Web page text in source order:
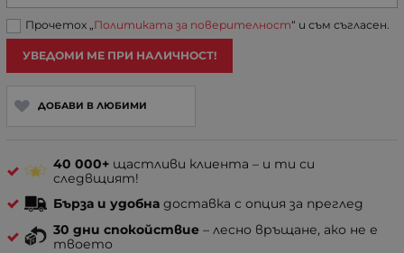
Прочетох „Политиката за поверителност“ и съм съгласен.
УВЕДОМИ МЕ ПРИ НАЛИЧНОСТ!
ДОБАВИ В ЛЮБИМИ
40 000+ щастливи клиента – и ти си
следвщият!
Бърза и удобна доставка с опция за преглед
30 дни спокойствие – лесно връщане, ако не е
твоето